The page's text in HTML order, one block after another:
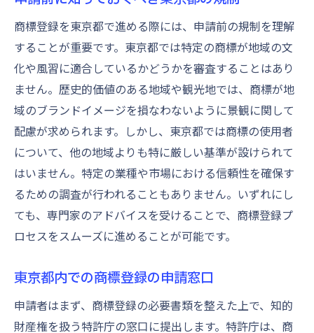
商標登録を東京都で進める際には、申請前の規制を理解
することが重要です。東京都では特定の商標が地域の文
化や風習に適合しているかどうかを審査することはあり
ません。歴史的価値のある地域や観光地では、商標が地
域のブランドイメージを損なわないように景観に関して
配慮が求められます。しかし、東京都では商標の使用者
について、他の地域よりも特に厳しい基準が設けられて
はいません。特定の業種や市場における信頼性を確保す
るための調査が行われることもありません。いずれにし
ても、専門家のアドバイスを受けることで、商標登録プ
ロセスをスムーズに進めることが可能です。
東京都内での商標登録の申請窓口
申請者はまず、商標登録の必要書類を整えた上で、知的
財産権を扱う特許庁の窓口に提出します。特許庁は、商